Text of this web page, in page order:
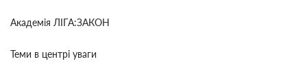
Академія ЛІГА:ЗАКОН
Теми в центрі уваги